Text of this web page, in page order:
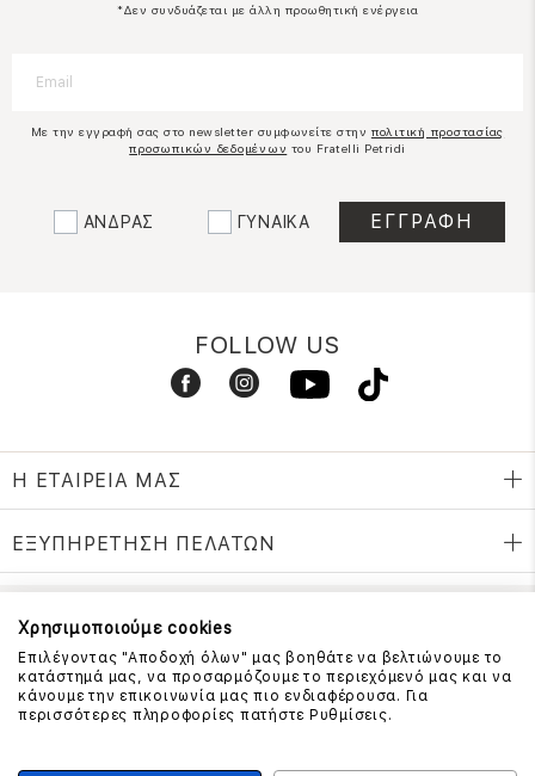
*Δεν συνδυάζεται με άλλη προωθητική ενέργεια
Με την εγγραφή σας στο newsletter συμφωνείτε στην πολιτική προστασίας
προσωπικών δεδομένων του Fratelli Petridi
ΑΝΔΡΑΣ ΓΥΝΑΙΚΑ
FOLLOW US
Η ΕΤΑΙΡΕΙΑ ΜΑΣ
ΕΞΥΠΗΡΕΤΗΣΗ ΠΕΛΑΤΩΝ
ΕΠΙΚΟΙΝΩΝΗΣΤΕ ΜΑΖΙ ΜΑΣ
210 999 4510
(Χρεώση μια αστική μονάδα από σταθερό)
Χρησιμοποιούμε cookies
Επιλέγοντας "Αποδοχή όλων" μας βοηθάτε να βελτιώνουμε το
κατάστημά μας, να προσαρμόζουμε το περιεχόμενό μας και να
κάνουμε την επικοινωνία μας πιο ενδιαφέρουσα. Για
περισσότερες πληροφορίες πατήστε Ρυθμίσεις.